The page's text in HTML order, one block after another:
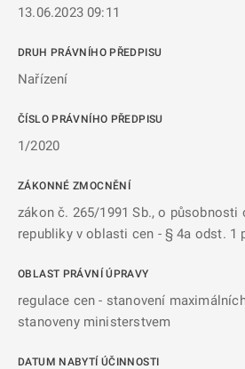
13.06.2023 09:11
DRUH PRÁVNÍHO PŘEDPISU
Nařízení
ČÍSLO PRÁVNÍHO PŘEDPISU
1/2020
ZÁKONNÉ ZMOCNĚNÍ
zákon č. 265/1991 Sb., o působnosti
republiky v oblasti cen - § 4a odst. 1
OBLAST PRÁVNÍ ÚPRAVY
regulace cen - stanovení
stanoveny ministerstvem
DATUM NABYTÍ ÚČINNOSTI